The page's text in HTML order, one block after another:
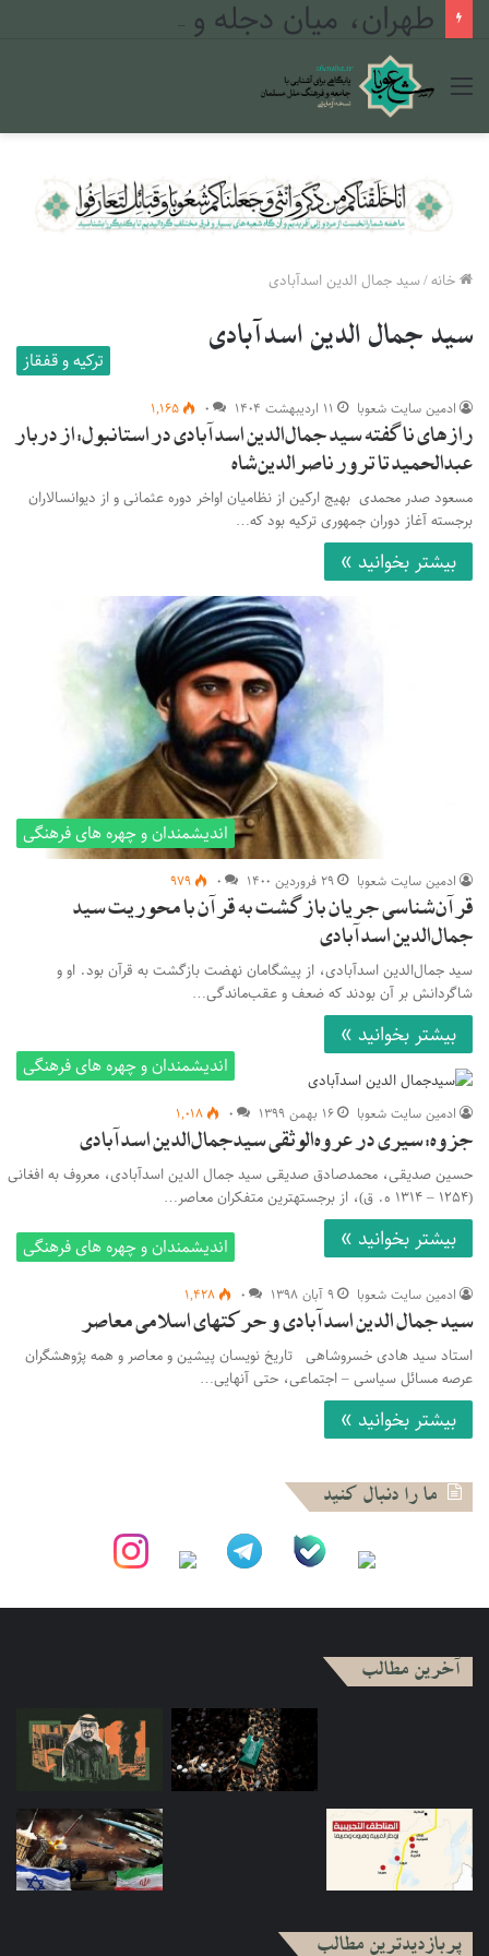
طهران، میان دجله و فرات
منو
خانه/سید جمال الدین اسدآبادی
سید جمال الدین اسدآبادی
ترکیه و قفقاز
ادمین سایت شعوبا ۱۱ اردیبهشت ۱۴۰۴ ۰ ۱,۱۶۵
رازهای ناگفته سید جمال‌الدین اسدآبادی در استانبول: از دربار
عبدالحمید تا ترور ناصرالدین‌شاه
مسعود صدر محمدی بهیج ارکین از نظامیان اواخر دوره عثمانی و از دیوانسالاران
برجسته آغاز دوران جمهوری ترکیه بود که…
بیشتر بخوانید »
اندیشمندان و چهره های فرهنگی
ادمین سایت شعوبا ۲۹ فروردین ۱۴۰۰ ۰ ۹۷۹
قرآن‌شناسی جریان بازگشت به قرآن با محوریت سید
جمال‌الدین اسدآبادی
سید جمال‌الدین اسدآبادی، از پیشگامان نهضت بازگشت به قرآن بود. او و
شاگردانش بر آن بودند که ضعف و عقب‌ماندگی…
بیشتر بخوانید »
اندیشمندان و چهره های فرهنگی
ادمین سایت شعوبا ۱۶ بهمن ۱۳۹۹ ۰ ۱,۰۱۸
جزوه: سیری در عروه‌الوثقی سیدجمال‌الدین اسدآبادی
حسین صدیقی، محمدصادق صدیقی سید جمال الدین اسدآبادی، معروف به افغانی
(۱۲۵۴ – ۱۳۱۴ ه. ق)، از برجسته‎ترین متفکران معاصر…
بیشتر بخوانید » اندیشمندان و چهره های فرهنگی
ادمین سایت شعوبا ۹ آبان ۱۳۹۸ ۰ ۱,۴۲۸
سید جمال الدین اسدآبادی و حرکتهای اسلامی معاصر
استاد سید هادی خسروشاهی تاریخ نویسان پیشین و معاصر و همه پژوهشگران
عرصه مسائل سیاسی – اجتماعی، حتی آنهایی…
بیشتر بخوانید »
ما را دنبال کنید
آخرین مطالب
پربازدیدترین مطالب